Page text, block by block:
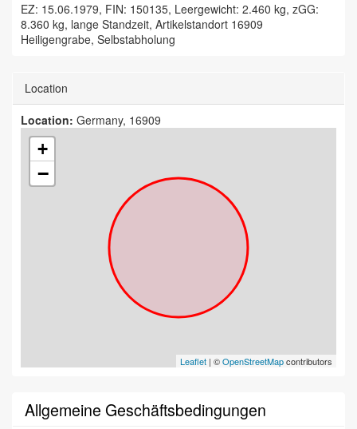
EZ: 15.06.1979, FIN: 150135, Leergewicht: 2.460 kg, zGG:
8.360 kg, lange Standzeit, Artikelstandort 16909
Heiligengrabe, Selbstabholung
Location
Location: Germany, 16909
+
−
Leaflet | ©OpenStreetMapcontributors
Allgemeine Geschäftsbedingungen